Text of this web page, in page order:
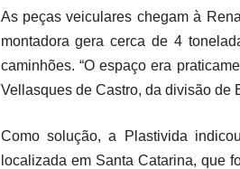
As peças veiculares chegam à
montadora gera cerca de 4
caminhões. “O espaço era
Vellasques de Castro, da divisão de
Como solução, a Plastivida
localizada em Santa Catarina, que